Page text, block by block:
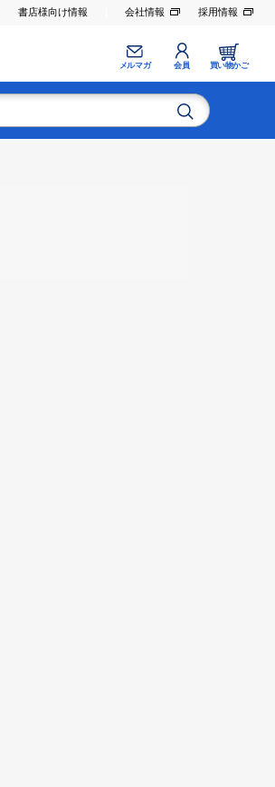
書店様向け情報 会社情報 採用情報
メルマガ 会員 買い物かご